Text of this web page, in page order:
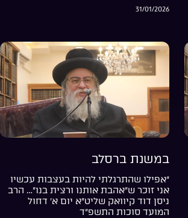
31/01/2026
במשנת ברסלב
“אפילו שהתרגלתי להיות בעצבות עכשיו
אני זוכר ש”אהבת אותנו ורצית בנו”… הרב
ניסן דוד קיוואק שליט”א יום א’ דחול
המועד סוכות התשפ”ד